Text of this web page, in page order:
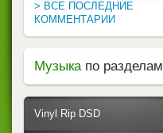
> ВСЕ ПОСЛЕДНИЕ
КОММЕНТАРИИ
Музыка по разделам
Vinyl Rip DSD